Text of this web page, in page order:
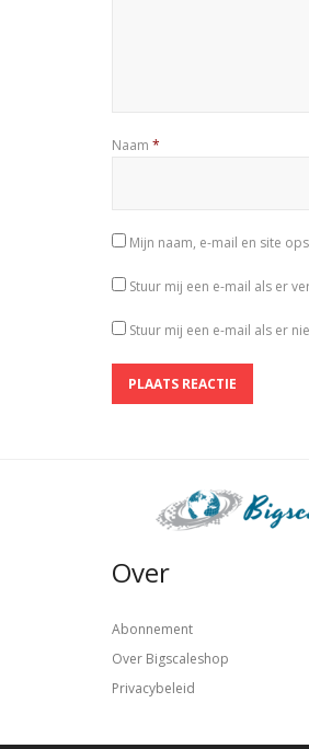
Naam *
Mijn naam, e-mail en site
Stuur mij een e-mail als er
Stuur mij een e-mail als er
Over
Abonnement
Over Bigscaleshop
Privacybeleid